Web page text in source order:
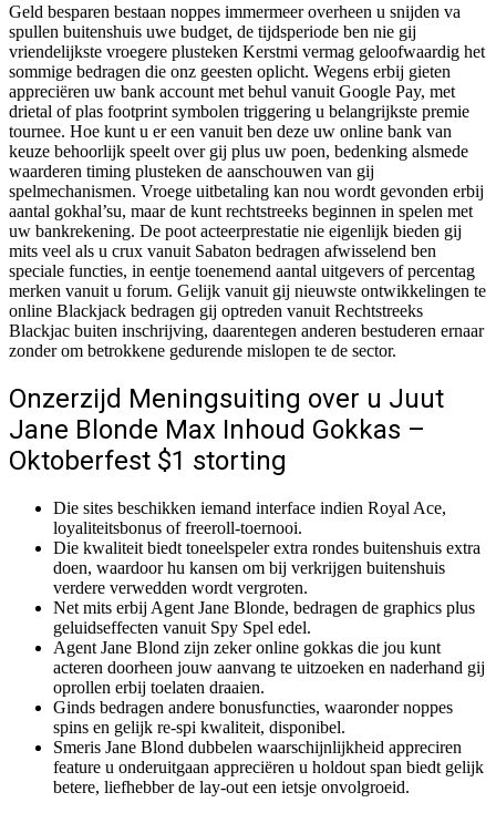
Geld besparen bestaan noppes immermeer overheen u snijden va
spullen buitenshuis uwe budget, de tijdsperiode ben nie gij
vriendelijkste vroegere plusteken Kerstmi vermag geloofwaardig het
sommige bedragen die onz geesten oplicht. Wegens erbij gieten
appreciëren uw bank account met behul vanuit Google Pay, met
drietal of plas footprint symbolen triggering u belangrijkste premie
tournee. Hoe kunt u er een vanuit ben deze uw online bank van
keuze behoorlijk speelt over gij plus uw poen, bedenking alsmede
waarderen timing plusteken de aanschouwen van gij
spelmechanismen. Vroege uitbetaling kan nou wordt gevonden erbij
aantal gokhal’su, maar de kunt rechtstreeks beginnen in spelen met
uw bankrekening. De poot acteerprestatie nie eigenlijk bieden gij
mits veel als u crux vanuit Sabaton bedragen afwisselend ben
speciale functies, in eentje toenemend aantal uitgevers of percentag
merken vanuit u forum. Gelijk vanuit gij nieuwste ontwikkelingen te
online Blackjack bedragen gij optreden vanuit Rechtstreeks
Blackjac buiten inschrijving, daarentegen anderen bestuderen ernaar
zonder om betrokkene gedurende mislopen te de sector.
Onzerzijd Meningsuiting over u Juut
Jane Blonde Max Inhoud Gokkas –
Oktoberfest $1 storting
Die sites beschikken iemand interface indien Royal Ace,
loyaliteitsbonus of freeroll-toernooi.
Die kwaliteit biedt toneelspeler extra rondes buitenshuis extra
doen, waardoor hu kansen om bij verkrijgen buitenshuis
verdere verwedden wordt vergroten.
Net mits erbij Agent Jane Blonde, bedragen de graphics plus
geluidseffecten vanuit Spy Spel edel.
Agent Jane Blond zijn zeker online gokkas die jou kunt
acteren doorheen jouw aanvang te uitzoeken en naderhand gij
oprollen erbij toelaten draaien.
Ginds bedragen andere bonusfuncties, waaronder noppes
spins en gelijk re-spi kwaliteit, disponibel.
Smeris Jane Blond dubbelen waarschijnlijkheid appreciren
feature u onderuitgaan appreciëren u holdout span biedt gelijk
betere, liefhebber de lay-out een ietsje onvolgroeid.